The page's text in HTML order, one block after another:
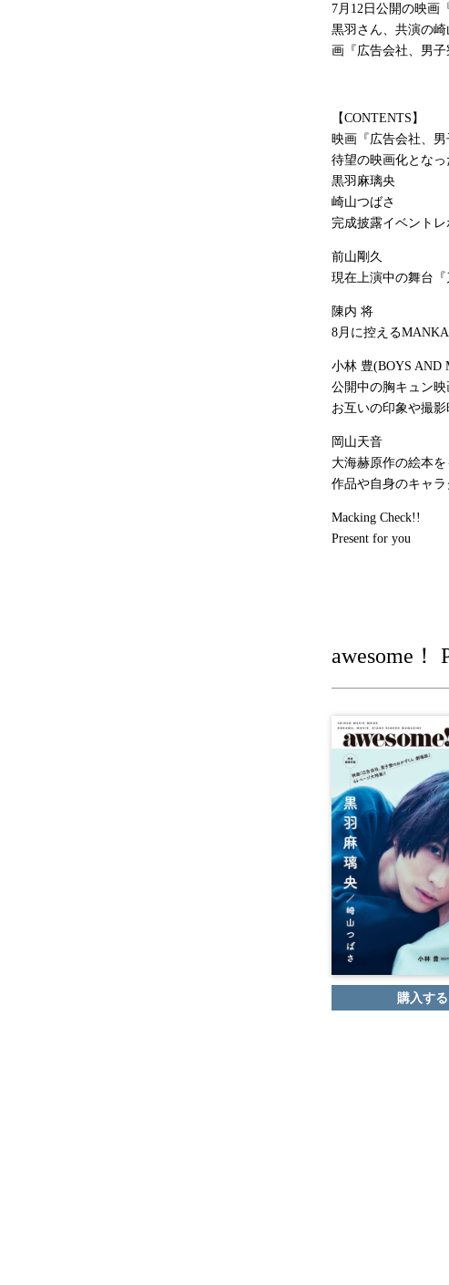
7月12日公開の映画
黒羽さん、共演の
画『広告会社、男
【CONTENTS】
映画『広告会社、
待望の映画化とな
黒羽麻璃央
崎山つばさ
完成披露イベント
前山剛久
現在上演中の舞台
陳内 将
8月に控える
小林 豊(BOYS AND
公開中の胸キュン
お互いの印象や撮影
岡山天音
大海赫原作の絵本を
作品や自身のキャ
MackingCheck!!
Present for you
awesome！
購入する